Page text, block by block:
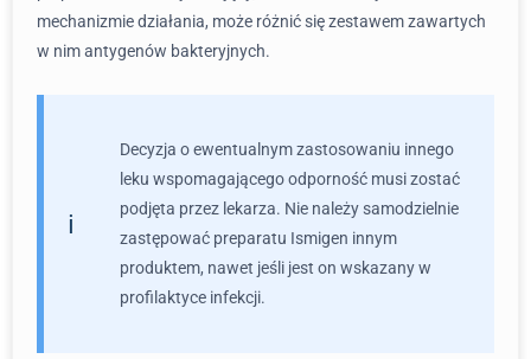
mechanizmie działania, może różnić się zestawem zawartych
w nim antygenów bakteryjnych.
Decyzja o ewentualnym zastosowaniu innego
leku wspomagającego odporność musi zostać
podjęta przez lekarza. Nie należy samodzielnie
zastępować preparatu Ismigen innym
produktem, nawet jeśli jest on wskazany w
profilaktyce infekcji.